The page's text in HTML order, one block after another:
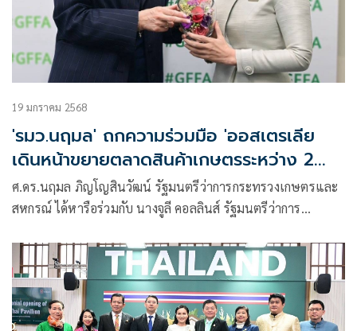
19 มกราคม 2568
'รมว.นฤมล' ถกความร่วมมือ 'ออสเตรเลีย
เดินหน้าขยายตลาดสินค้าเกษตรระหว่าง 2
ประเทศ พร้อมผลักดันการส่งออกเป็ดปรุงสุก
ของไทย
ศ.ดร.นฤมล ภิญโญสินวัฒน์ รัฐมนตรีว่าการกระทรวงเกษตรและ
สหกรณ์ ได้หารือร่วมกับ นางจูลี คอลลินส์ รัฐมนตรีว่าการ
ธุรกิจขนาดเล็กแห่งเครือรัฐออสเตรเลีย ณ สหพันธ์สาธารณรัฐ
เยอรมนี